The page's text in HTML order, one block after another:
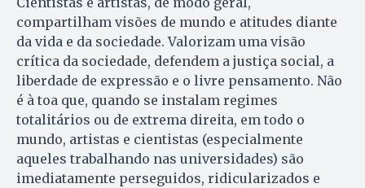
compartilham visões de mundo e atitudes diante
da vida e da sociedade. Valorizam uma visão
crítica da sociedade, defendem a justiça social, a
liberdade de expressão e o livre pensamento. Não
é à toa que, quando se instalam regimes
totalitários ou de extrema direita, em todo o
mundo, artistas e cientistas (especialmente
aqueles trabalhando nas universidades) são
imediatamente perseguidos, ridicularizados e